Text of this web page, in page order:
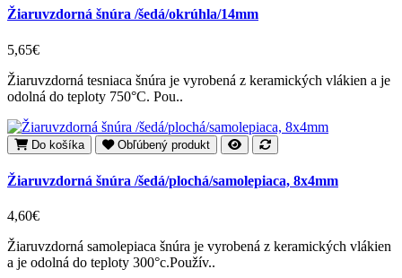
Žiaruvzdorná šnúra /šedá/okrúhla/14mm
5,65€
Žiaruvzdorná tesniaca šnúra je vyrobená z keramických vlákien a je
odolná do teploty 750°C. Pou..
Do košíka Obľúbený produkt
Žiaruvzdorná šnúra /šedá/plochá/samolepiaca, 8x4mm
4,60€
Žiaruvzdorná samolepiaca šnúra je vyrobená z keramických vlákien
a je odolná do teploty 300°c.Použív..